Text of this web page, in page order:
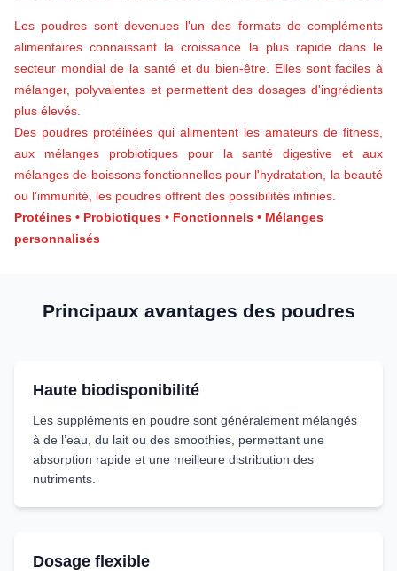
Les poudres sont devenues l'un des formats de compléments
alimentaires connaissant la croissance la plus rapide dans le
secteur mondial de la santé et du bien-être. Elles sont faciles à
mélanger, polyvalentes et permettent des dosages d'ingrédients
plus élevés.
Des poudres protéinées qui alimentent les amateurs de fitness,
aux mélanges probiotiques pour la santé digestive et aux
mélanges de boissons fonctionnelles pour l'hydratation, la beauté
ou l'immunité, les poudres offrent des possibilités infinies.
Protéines • Probiotiques • Fonctionnels • Mélanges
personnalisés
Principaux avantages des poudres
Haute biodisponibilité
Les suppléments en poudre sont généralement mélangés
à de l’eau, du lait ou des smoothies, permettant une
absorption rapide et une meilleure distribution des
nutriments.
Dosage flexible